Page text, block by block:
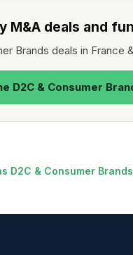
M&A deals and
Brands deals in
D2C & Consumer
D2C & Consumer Brands